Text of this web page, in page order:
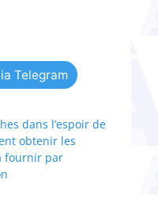
Telegram
dans l’espoir de
obtenir les
fournir par